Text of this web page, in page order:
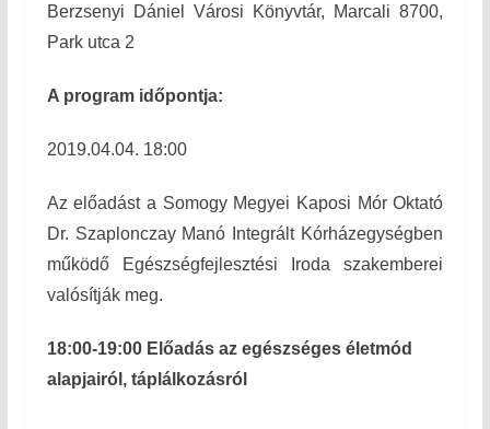
Berzsenyi Dániel Városi Könyvtár, Marcali 8700,
Park utca 2
A program időpontja:
2019.04.04. 18:00
Az előadást a Somogy Megyei Kaposi Mór Oktató
Dr. Szaplonczay Manó Integrált Kórházegységben
működő Egészségfejlesztési Iroda szakemberei
valósítják meg.
18:00-19:00 Előadás az egészséges életmód
alapjairól, táplálkozásról